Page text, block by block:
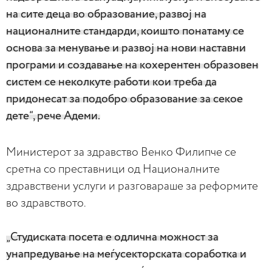
на сите деца во образование, развој на
националните стандарди, коишто понатаму се
основа за менување и развој на нови наставни
програми и создавање на кохерентен образовен
систем се неколкуте работи кои треба да
придонесат за подобро образование за секое
дете“, рече Адеми.
Министерот за здравство Венко Филипче се
сретна со преставници од Националните
здравствени услуги и разговараше за реформите
во здравството.
„Студиската посета е одлична можност за
унапредување на меѓусекторската соработка и